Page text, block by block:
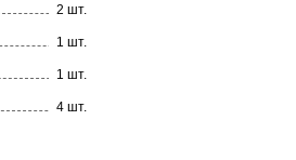
2 шт.
1 шт.
1 шт.
4 шт.